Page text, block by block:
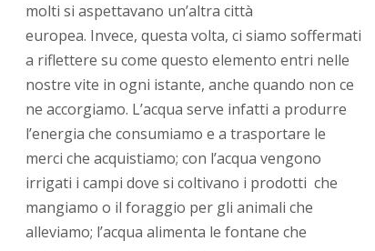
molti si aspettavano un’altra città
europea. Invece, questa volta, ci siamo soffermati
a riflettere su come questo elemento entri nelle
nostre vite in ogni istante, anche quando non ce
ne accorgiamo. L’acqua serve infatti a produrre
l’energia che consumiamo e a trasportare le
merci che acquistiamo; con l’acqua vengono
irrigati i campi dove si coltivano i prodotti che
mangiamo o il foraggio per gli animali che
alleviamo; l’acqua alimenta le fontane che